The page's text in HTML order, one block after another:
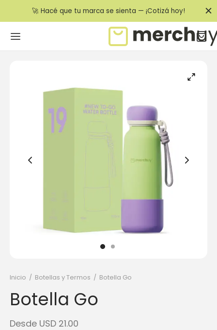
🚀 Hacé que tu marca se sienta — ¡Cotizá hoy!
Inicio / Botellas y Termos / Botella Go
Botella Go
Desde USD 21.00
y accesorios
y Termos